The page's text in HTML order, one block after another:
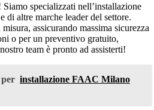
specializzati nell’installazione
altre marche leader del settore.
assicurando massima sicurezza
o per un preventivo gratuito,
team è pronto ad assisterti!
per installazione FAAC Milano